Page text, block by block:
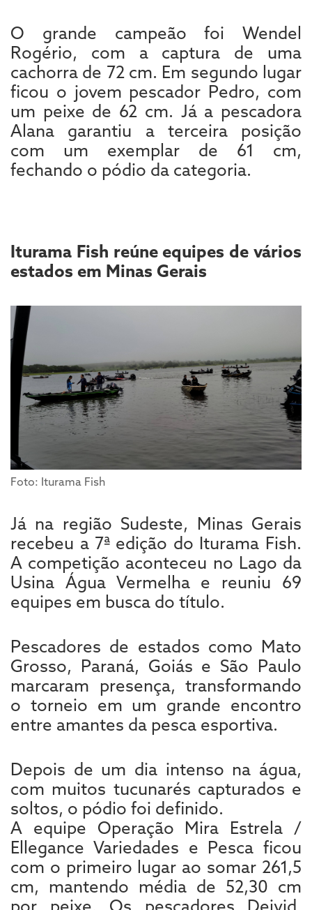
O grande campeão foi Wendel
Rogério, com a captura de uma
cachorra de 72 cm. Em segundo lugar
ficou o jovem pescador Pedro, com
um peixe de 62 cm. Já a pescadora
Alana garantiu a terceira posição
com um exemplar de 61 cm,
fechando o pódio da categoria.
Iturama Fish reúne equipes de vários
estados em Minas Gerais
Foto: Iturama Fish
Já na região Sudeste, Minas Gerais
recebeu a 7ª edição do Iturama Fish.
A competição aconteceu no Lago da
Usina Água Vermelha e reuniu 69
equipes em busca do título.
Pescadores de estados como Mato
Grosso, Paraná, Goiás e São Paulo
marcaram presença, transformando
o torneio em um grande encontro
entre amantes da pesca esportiva.
Depois de um dia intenso na água,
com muitos tucunarés capturados e
soltos, o pódio foi definido.
A equipe Operação Mira Estrela /
Ellegance Variedades e Pesca ficou
com o primeiro lugar ao somar 261,5
cm, mantendo média de 52,30 cm